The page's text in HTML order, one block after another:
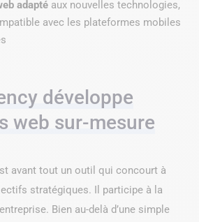
adapté aux nouvelles technologies,
avec les plateformes mobiles
développe
web sur-mesure
avant tout un outil qui concourt à
stratégiques. Il participe à la
Bien au-delà d’une simple